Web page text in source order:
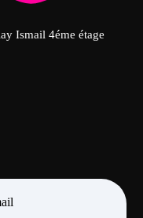
Ismail 4éme étage